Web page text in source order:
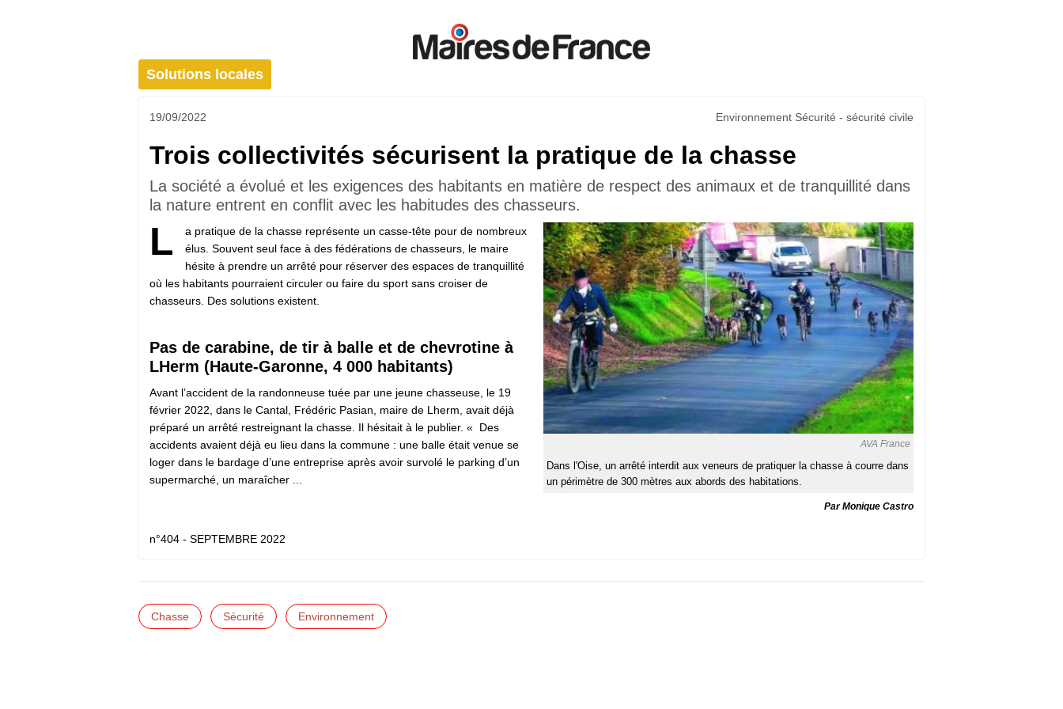
Solutions locales
19/09/2022 Environnement Sécurité - sécurité civile
Trois collectivités sécurisent la pratique de la chasse
La société a évolué et les exigences des habitants en matière de respect des animaux et de tranquillité dans
la nature entrent en conflit avec les habitudes des chasseurs.
AVA France
Dans l'Oise, un arrêté interdit aux veneurs de pratiquer la chasse à courre dans
un périmètre de 300 mètres aux abords des habitations.
L
a pratique de la chasse représente un casse-tête pour de nombreux
élus. Souvent seul face à des fédérations de chasseurs, le maire
hésite à prendre un arrêté pour réserver des espaces de tranquillité
où les habitants pourraient circuler ou faire du sport sans croiser de
chasseurs. Des solutions existent.
Pas de carabine, de tir à balle et de chevrotine à
LHerm (Haute-Garonne, 4 000 habitants)
Avant l’accident de la randonneuse tuée par une jeune chasseuse, le 19
février 2022, dans le Cantal, Frédéric Pasian, maire de Lherm, avait déjà
préparé un arrêté restreignant la chasse. Il hésitait à le publier. « Des
accidents avaient déjà eu lieu dans la commune : une balle était venue se
loger dans le bardage d’une entreprise après avoir survolé le parking d’un
supermarché, un maraîcher ...
Par Monique Castro
n°404 - SEPTEMBRE 2022
Chasse Sécurité Environnement